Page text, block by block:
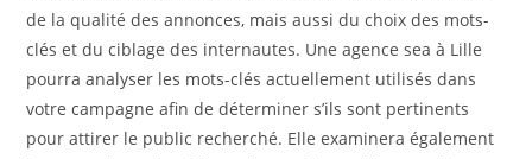
de la qualité des annonces, mais aussi du choix des mots-
clés et du ciblage des internautes. Une agence sea à Lille
pourra analyser les mots-clés actuellement utilisés dans
votre campagne afin de déterminer s’ils sont pertinents
pour attirer le public recherché. Elle examinera également